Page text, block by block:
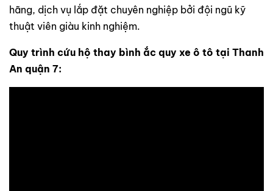
hãng, dịch vụ lắp đặt chuyên nghiệp bởi đội ngũ kỹ
thuật viên giàu kinh nghiệm.
Quy trình cứu hộ thay bình ắc quy xe ô tô tại Thanh
An quận 7: